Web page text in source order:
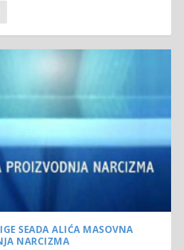
SEADA ALIĆA MASOVNA
NARCIZMA